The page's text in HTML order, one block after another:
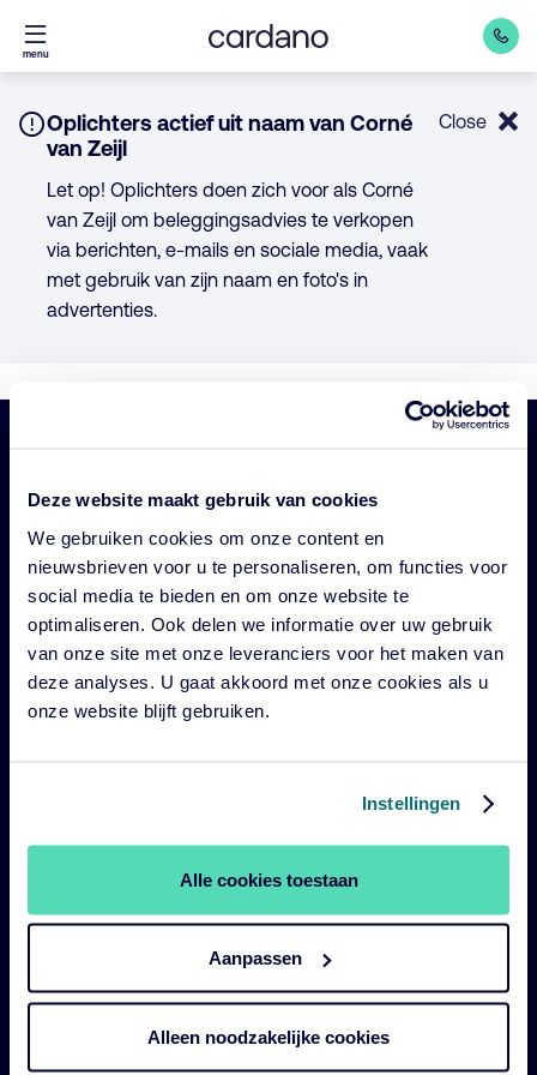
Deze website maakt gebruik van cookies
We gebruiken cookies om onze content en
nieuwsbrieven voor u te personaliseren, om functies voor
social media te bieden en om onze website te
optimaliseren. Ook delen we informatie over uw gebruik
van onze site met onze leveranciers voor het maken van
deze analyses. U gaat akkoord met onze cookies als u
onze website blijft gebruiken.
Instellingen
Alle cookies toestaan
Aanpassen
Alleen noodzakelijke cookies
Direct
naar
menu
Notice:
Oplichters actief uit naam van Corné
van Zeijl
Let op! Oplichters doen zich voor als Corné
van Zeijl om beleggingsadvies te verkopen
via berichten, e-mails en sociale media, vaak
met gebruik van zijn naam en foto's in
advertenties.
Close
links
Onze fondsen
Impact
Duurzaam
Diensten
Strategieën